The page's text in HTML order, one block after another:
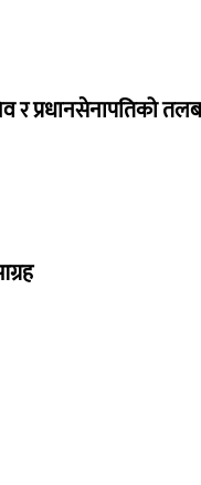
र प्रधानसेनापतिको